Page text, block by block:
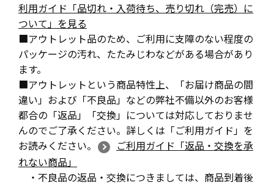
利用ガイド「品切れ・入荷待ち、売り切れ（完売）に
ついて」を見る
■アウトレット品のため、ご利用に支障のない程度の
パッケージの汚れ、たたみじわなどがある場合があり
ます。
■アウトレットという商品特性上、「お届け商品の間
違い」および「不良品」などの弊社不備以外のお客様
都合の「返品」「交換」については対応しておりませ
んのでご了承ください。詳しくは「ご利用ガイド」を
お読みください。
ご利用ガイド「返品・交換を承
れない商品」
・不良品の返品・交換につきましては、商品到着後